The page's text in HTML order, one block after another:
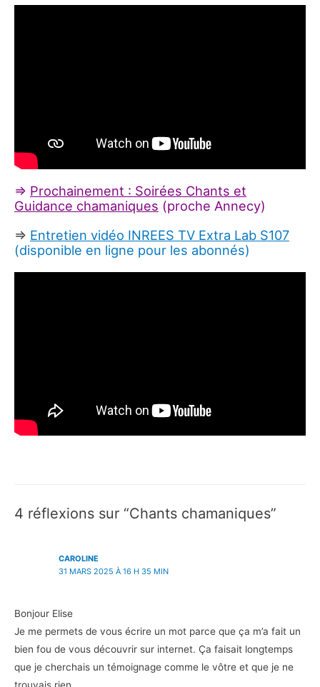
=> Prochainement : Soirées Chants et
Guidance chamaniques (proche Annecy)
=> Entretien vidéo INREES TV Extra Lab S107
(disponible en ligne pour les abonnés)
4 réflexions sur “Chants chamaniques”
CAROLINE
31 MARS 2025 À 16 H 35 MIN
Bonjour Elise
Je me permets de vous écrire un mot parce que ça m’a fait un
bien fou de vous découvrir sur internet. Ça faisait longtemps
que je cherchais un témoignage comme le vôtre et que je ne